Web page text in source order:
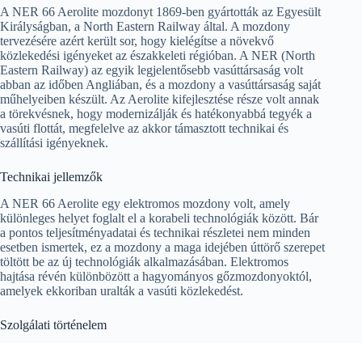
A NER 66 Aerolite mozdonyt 1869-ben gyártották az Egyesült
Királyságban, a North Eastern Railway által. A mozdony
tervezésére azért került sor, hogy kielégítse a növekvő
közlekedési igényeket az északkeleti régióban. A NER (North
Eastern Railway) az egyik legjelentősebb vasúttársaság volt
abban az időben Angliában, és a mozdony a vasúttársaság saját
műhelyeiben készült. Az Aerolite kifejlesztése része volt annak
a törekvésnek, hogy modernizálják és hatékonyabbá tegyék a
vasúti flottát, megfelelve az akkor támasztott technikai és
szállítási igényeknek.
Technikai jellemzők
A NER 66 Aerolite egy elektromos mozdony volt, amely
különleges helyet foglalt el a korabeli technológiák között. Bár
a pontos teljesítményadatai és technikai részletei nem minden
esetben ismertek, ez a mozdony a maga idejében úttörő szerepet
töltött be az új technológiák alkalmazásában. Elektromos
hajtása révén különbözött a hagyományos gőzmozdonyoktól,
amelyek ekkoriban uralták a vasúti közlekedést.
Szolgálati történelem